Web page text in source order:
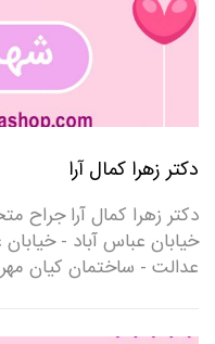
دکتر زهرا کمال آرا
خیابان عباس آباد -
عدالت - ساختمان کیان